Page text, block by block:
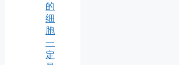
的
细
胞
一
定